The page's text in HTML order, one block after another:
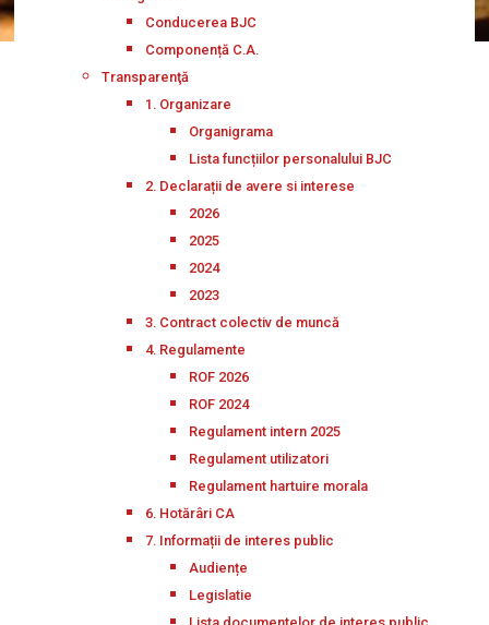
Conducerea BJC
Componență C.A.
Transparenţă
1. Organizare
Organigrama
Lista funcțiilor personalului BJC
2. Declarații de avere si interese
2026
2025
2024
2023
3. Contract colectiv de muncă
4. Regulamente
ROF 2026
ROF 2024
Regulament intern 2025
Regulament utilizatori
Regulament hartuire morala
6. Hotărâri CA
7. Informații de interes public
Audiențe
Legislatie